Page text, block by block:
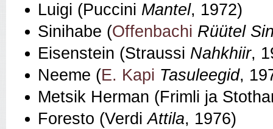
Luigi (Puccini Mantel, 1972)
Sinihabe (Offenbachi Rüütel
Eisenstein (Straussi Nahkhiir,
Neeme (E. Kapi Tasuleegid,
Metsik Herman (Frimli ja
Foresto (VerdiAttila, 1976)